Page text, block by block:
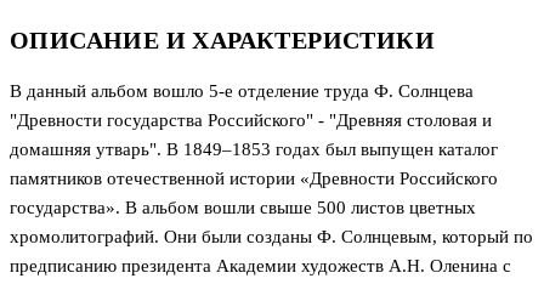
ОПИСАНИЕ И ХАРАКТЕРИСТИКИ
В данный альбом вошло 5-е отделение труда Ф. Солнцева
"Древности государства Российского" - "Древняя столовая и
домашняя утварь". В 1849–1853 годах был выпущен каталог
памятников отечественной истории «Древности Российского
государства». В альбом вошли свыше 500 листов цветных
хромолитографий. Они были созданы Ф. Солнцевым, который по
предписанию президента Академии художеств А.Н. Оленина с